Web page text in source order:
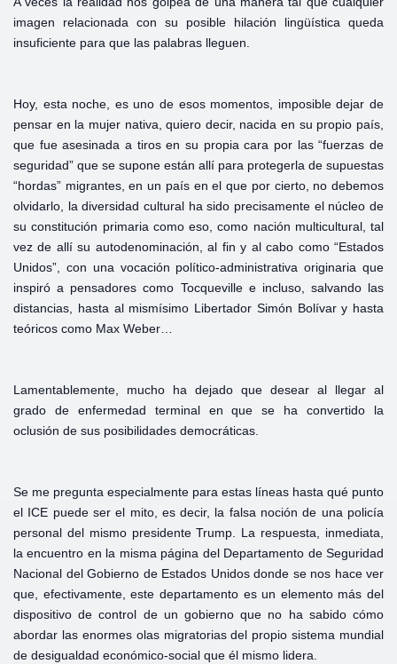
imagen relacionada con su posible hilación lingüística queda
insuficiente para que las palabras lleguen.
Hoy, esta noche, es uno de esos momentos, imposible dejar de
pensar en la mujer nativa, quiero decir, nacida en su propio país,
que fue asesinada a tiros en su propia cara por las “fuerzas de
seguridad” que se supone están allí para protegerla de supuestas
“hordas” migrantes, en un país en el que por cierto, no debemos
olvidarlo, la diversidad cultural ha sido precisamente el núcleo de
su constitución primaria como eso, como nación multicultural, tal
vez de allí su autodenominación, al fin y al cabo como “Estados
Unidos”, con una vocación político-administrativa originaria que
inspiró a pensadores como Tocqueville e incluso, salvando las
distancias, hasta al mismísimo Libertador Simón Bolívar y hasta
teóricos como Max Weber…
Lamentablemente, mucho ha dejado que desear al llegar al
grado de enfermedad terminal en que se ha convertido la
oclusión de sus posibilidades democráticas.
Se me pregunta especialmente para estas líneas hasta qué punto
el ICE puede ser el mito, es decir, la falsa noción de una policía
personal del mismo presidente Trump. La respuesta, inmediata,
la encuentro en la misma página del Departamento de Seguridad
Nacional del Gobierno de Estados Unidos donde se nos hace ver
que, efectivamente, este departamento es un elemento más del
dispositivo de control de un gobierno que no ha sabido cómo
abordar las enormes olas migratorias del propio sistema mundial
de desigualdad económico-social que él mismo lidera.